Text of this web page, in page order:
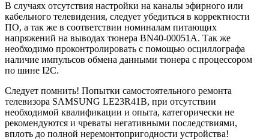
В случаях отсутствия настройки на каналы эфирного или
кабельного телевидения, следует убедиться в корректности
ПО, а так же в соответствии номиналам питающих
напряжений на выводах тюнера BN40-00051A. Так же
необходимо проконтролировать с помощью осциллографа
наличие импульсов обмена данными тюнера с процессором
по шине I2C.
Следует помнить! Попытки самостоятельного ремонта
телевизора SAMSUNG LE23R41B, при отсутствии
необходимой квалификации и опыта, категорически не
рекомендуются и чреваты негативными последствиями,
вплоть до полной неремонтопригодности устройства!